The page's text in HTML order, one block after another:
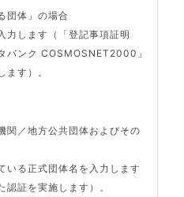
団体」の場合
力します（「登記事項証明
バンク COSMOSNET2000」
ます）。
関／地方公共団体およびその
いる正式団体名を入力します
認証を実施します）。